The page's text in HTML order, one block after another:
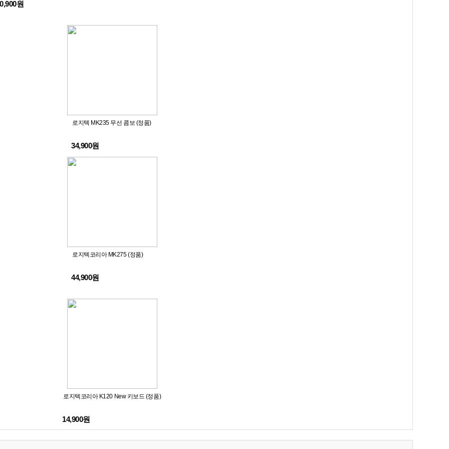
원
로지텍 MK235 무선 콤보 (정품)
34,900원
로지텍코리아 MK275 (정품)
44,900원
로지텍코리아 K120 New 키보드 (정품)
14,900원